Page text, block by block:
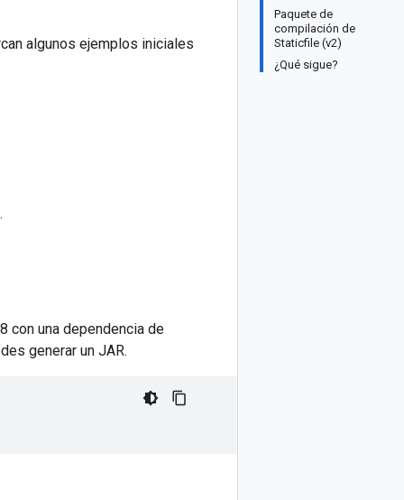
Paquete de
compilación de
Staticfile (v2)
¿Qué sigue?
algunos ejemplos iniciales
con una dependencia de
generar un JAR.